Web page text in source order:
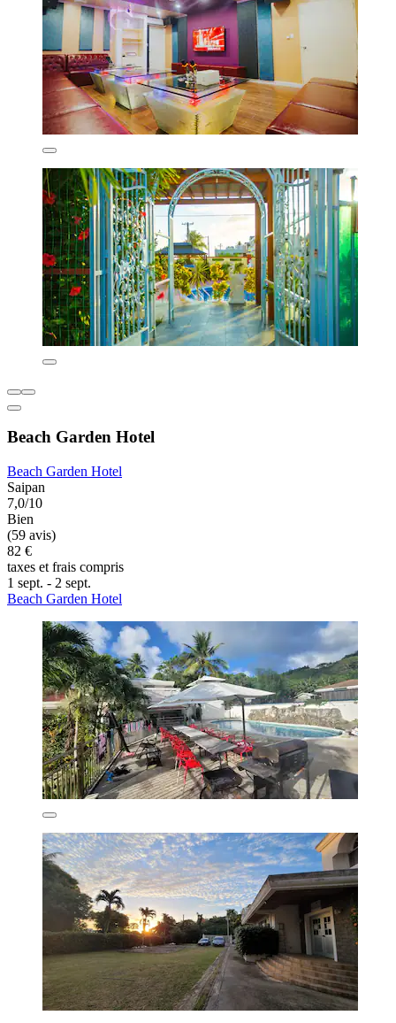
Beach Garden Hotel
Beach Garden Hotel
Saipan
7,0/10
Bien
(59 avis)
82 €
taxes et frais compris
1 sept. - 2 sept.
Beach Garden Hotel